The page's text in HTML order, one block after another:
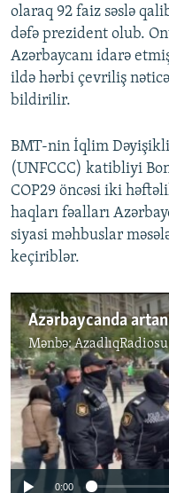
olaraq 92 faiz səslə
dəfə prezident olub.
Azərbaycanı idarə
ildə hərbi çevriliş
bildirilir.
BMT-nin İqlim
(UNFCCC) katibliyi
COP29 öncəsi iki
haqları fəalları
siyasi məhbuslar
keçiriblər.
Mənbə:AzadlıqRadiosu
No media
0:00